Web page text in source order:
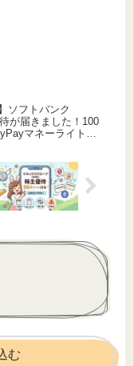
ソフトバンク
が届きました！100
マネーライトと
む